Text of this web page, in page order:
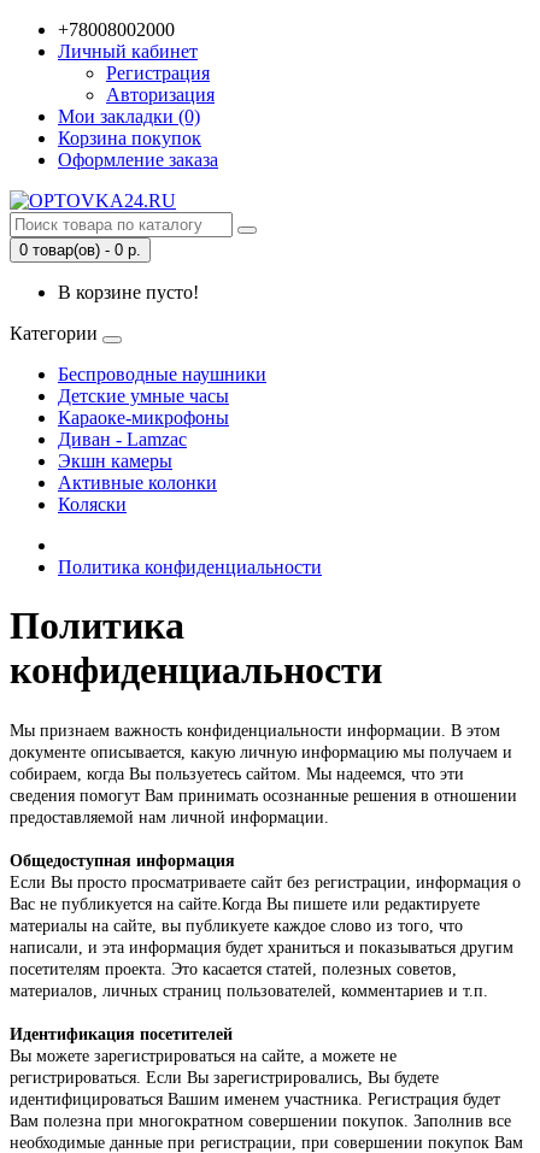
+78008002000
Личный кабинет
Регистрация
Авторизация
Мои закладки (0)
Корзина покупок
Оформление заказа
0 товар(ов) - 0 р.
В корзине пусто!
Категории
Беспроводные наушники
Детские умные часы
Караоке-микрофоны
Диван - Lamzac
Экшн камеры
Активные колонки
Коляски
Политика конфиденциальности
Политика
конфиденциальности
Мы признаем важность конфиденциальности информации. В этом
документе описывается, какую личную информацию мы получаем и
собираем, когда Вы пользуетесь сайтом. Мы надеемся, что эти
сведения помогут Вам принимать осознанные решения в отношении
предоставляемой нам личной информации.
Общедоступная информация
Если Вы просто просматриваете сайт без регистрации, информация о
Вас не публикуется на сайте.Когда Вы пишете или редактируете
материалы на сайте, вы публикуете каждое слово из того, что
написали, и эта информация будет храниться и показываться другим
посетителям проекта. Это касается статей, полезных советов,
материалов, личных страниц пользователей, комментариев и т.п.
Идентификация посетителей
Вы можете зарегистрироваться на сайте, а можете не
регистрироваться. Если Вы зарегистрировались, Вы будете
идентифицироваться Вашим именем участника. Регистрация будет
Вам полезна при многократном совершении покупок. Заполнив все
необходимые данные при регистрации, при совершении покупок Вам